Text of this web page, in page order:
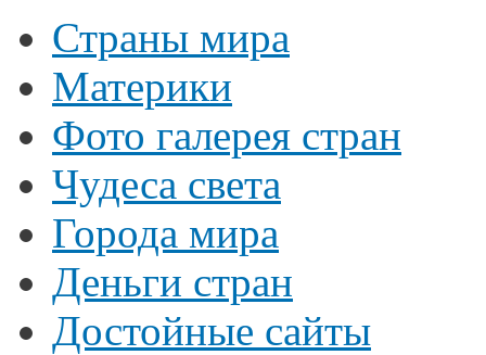
Страны мира
Материки
Фото галерея стран
Чудеса света
Города мира
Деньги стран
Достойные сайты